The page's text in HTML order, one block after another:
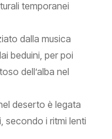
temporanei
dalla musica
beduini, per poi
dell’alba nel
deserto è legata
secondo i ritmi lenti